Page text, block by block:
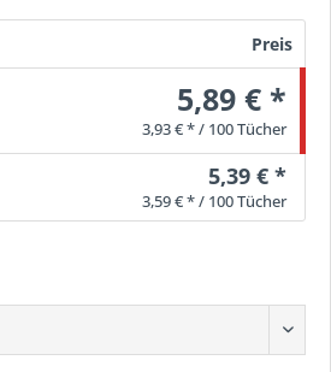
Preis
5,89 € *
3,93 € * / 100 Tücher
5,39 € *
3,59 € * / 100 Tücher